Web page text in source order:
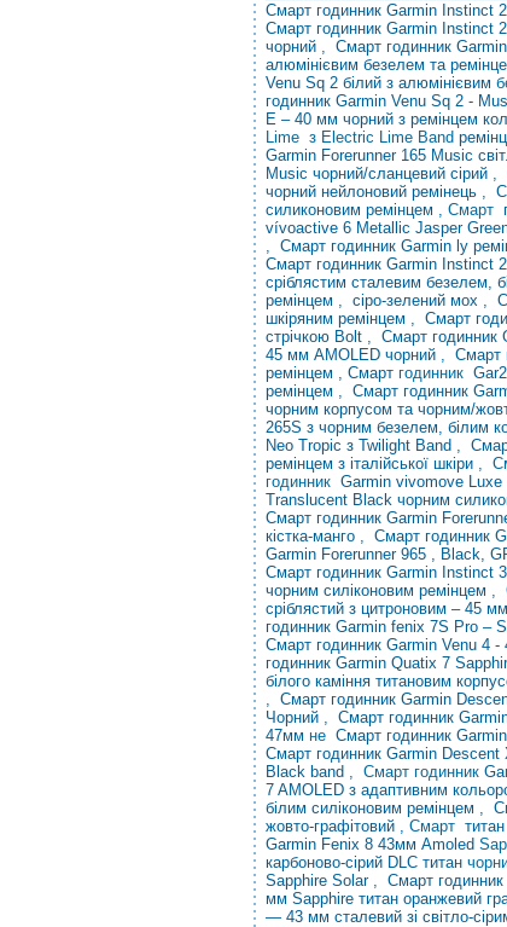
Смарт годинник Garmin Instinct
Смарт годинник Garmin Instinct
чорний , Смарт годинник
алюмінієвим безелем та
Venu Sq 2 білий з алюмінієвим
годинник Garmin Venu Sq 2 -
E – 40 мм чорний з ремінцем
Lime з Electric Lime Band
Garmin Forerunner 165 Music
Music чорний/сланцевий сірий ,
чорний нейлоновий ремінець ,
силиконовим ремінцем , Смарт
vívoactive 6 Metallic Jasper
, Смарт годинник Garmin ly
Смарт годинник Garmin Instinct
сріблястим сталевим безелем,
ремінцем , сіро-зелений мох ,
шкіряним ремінцем , Смарт
стрічкою Bolt , Смарт годинник
45 мм AMOLED чорний , Смарт
ремінцем , Смарт годинник
ремінцем , Смарт годинник
чорним корпусом та чорним/
265S з чорним безелем, білим
Neo Tropic з Twilight Band ,
ремінцем з італійської шкіри ,
годинник Garmin vivomove
Translucent Black чорним
Смарт годинник Garmin
кістка-манго , Смарт годинник
Garmin Forerunner 965 , Black,
Смарт годинник Garmin Instinct
чорним силіконовим ремінцем ,
сріблястий з цитроновим – 45 мм
годинник Garmin fenix 7S Pro –
Смарт годинник Garmin Venu 4 -
годинник Garmin Quatix 7
білого каміння титановим
, Смарт годинник Garmin
Чорний , Смарт годинник
47мм не Смарт годинник
Смарт годинник Garmin Descent
Black band , Смарт годинник
7 AMOLED з адаптивним
білим силіконовим ремінцем ,
жовто-графітовий , Смарт
Garmin Fenix ​​8 43мм Amoled
карбоново-сірий DLC титан
Sapphire Solar , Смарт
мм Sapphire титан оранжевий
— 43 мм сталевий зі світло-